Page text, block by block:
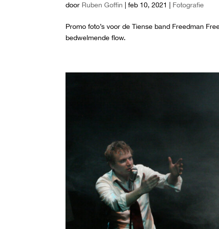
door Ruben Goffin |feb 10, 2021 Fotografie
Promo foto’s voor de Tiense band Freedman
bedwelmende flow.